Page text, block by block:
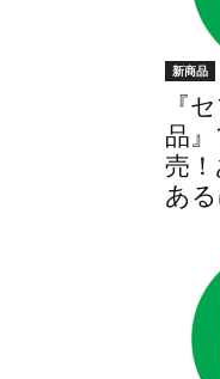
新商品
『
品
売
ある